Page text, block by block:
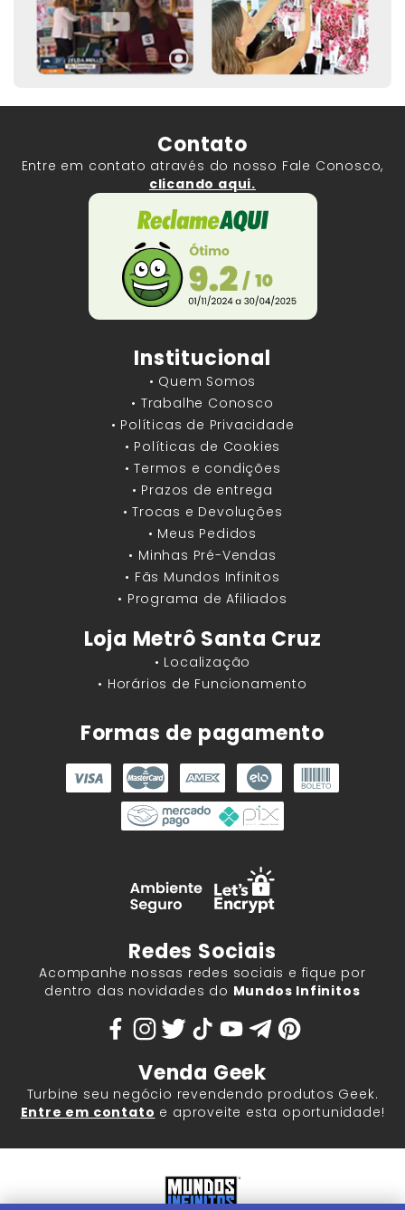
Contato
Entre em contato através do nosso Fale Conosco,
clicando aqui.
Institucional
• Quem Somos
• Trabalhe Conosco
• Políticas de Privacidade
• Políticas de Cookies
• Termos e condições
• Prazos de entrega
• Trocas e Devoluções
• Meus Pedidos
• Minhas Pré-Vendas
• Fãs Mundos Infinitos
• Programa de Afiliados
Loja Metrô Santa Cruz
• Localização
• Horários de Funcionamento
Formas de pagamento
Redes Sociais
Acompanhe nossas redes sociais e fique por
dentro das novidades do Mundos Infinitos
Venda Geek
Turbine seu negócio revendendo produtos Geek.
Entre em contato e aproveite esta oportunidade!